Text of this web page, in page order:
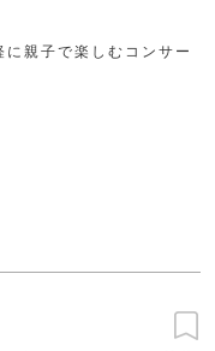
に親子で楽しむコンサー